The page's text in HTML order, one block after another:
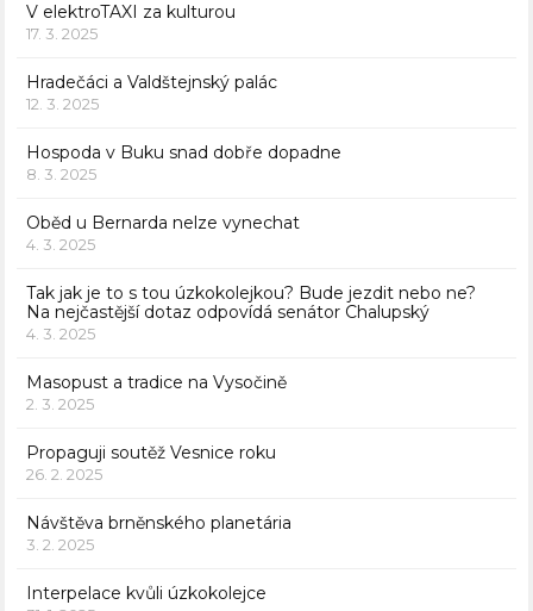
V elektroTAXI za kulturou
17. 3. 2025
Hradečáci a Valdštejnský palác
12. 3. 2025
Hospoda v Buku snad dobře dopadne
8. 3. 2025
Oběd u Bernarda nelze vynechat
4. 3. 2025
Tak jak je to s tou úzkokolejkou? Bude jezdit nebo ne?
Na nejčastější dotaz odpovídá senátor Chalupský
4. 3. 2025
Masopust a tradice na Vysočině
2. 3. 2025
Propaguji soutěž Vesnice roku
26. 2. 2025
Návštěva brněnského planetária
3. 2. 2025
Interpelace kvůli úzkokolejce